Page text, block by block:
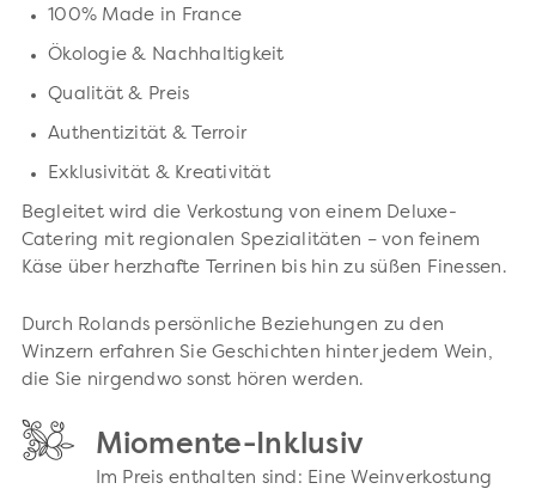
100% Made in France
Ökologie & Nachhaltigkeit
Qualität & Preis
Authentizität & Terroir
Exklusivität & Kreativität
Begleitet wird die Verkostung von einem Deluxe-
Catering mit regionalen Spezialitäten – von feinem
Käse über herzhafte Terrinen bis hin zu süßen Finessen.
Durch Rolands persönliche Beziehungen zu den
Winzern erfahren Sie Geschichten hinter jedem Wein,
die Sie nirgendwo sonst hören werden.
Miomente-Inklusiv
Im Preis enthalten sind: Eine Weinverkostung